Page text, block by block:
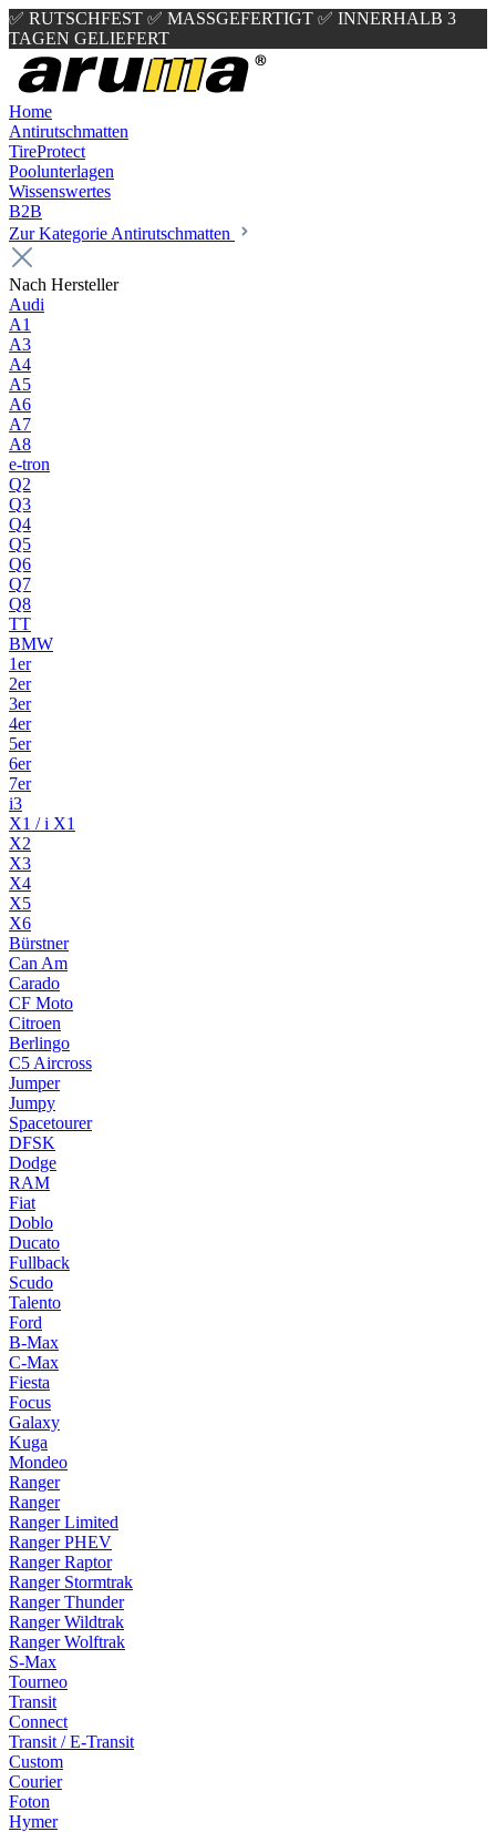
✅ RUTSCHFEST ✅ MASSGEFERTIGT ✅ INNERHALB 3
TAGEN GELIEFERT
Home
Antirutschmatten
TireProtect
Poolunterlagen
Wissenswertes
B2B
Zur Kategorie Antirutschmatten
Nach Hersteller
Audi
A1
A3
A4
A5
A6
A7
A8
e-tron
Q2
Q3
Q4
Q5
Q6
Q7
Q8
TT
BMW
1er
2er
3er
4er
5er
6er
7er
i3
X1 / i X1
X2
X3
X4
X5
X6
Bürstner
Can Am
Carado
CF Moto
Citroen
Berlingo
C5 Aircross
Jumper
Jumpy
Spacetourer
DFSK
Dodge
RAM
Fiat
Doblo
Ducato
Fullback
Scudo
Talento
Ford
B-Max
C-Max
Fiesta
Focus
Galaxy
Kuga
Mondeo
Ranger
Ranger
Ranger Limited
Ranger PHEV
Ranger Raptor
Ranger Stormtrak
Ranger Thunder
Ranger Wildtrak
Ranger Wolftrak
S-Max
Tourneo
Transit
Connect
Transit / E-Transit
Custom
Courier
Foton
Hymer